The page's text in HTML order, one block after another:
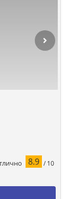
8.9 / 10